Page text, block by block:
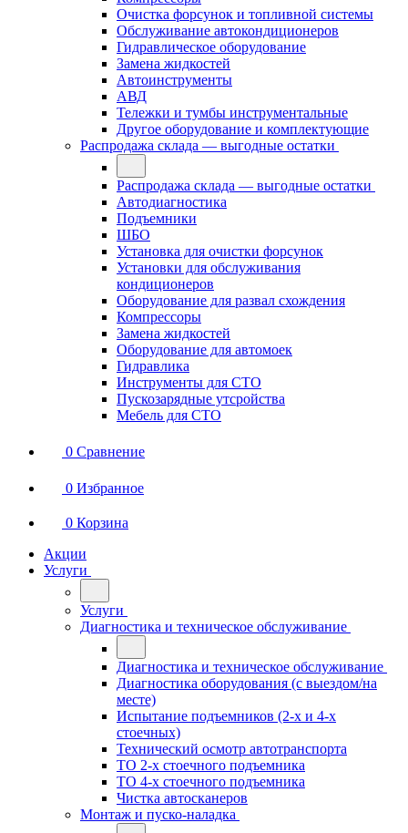
Очистка форсунок и топливной системы
Обслуживание автокондиционеров
Гидравлическое оборудование
Замена жидкостей
Автоинструменты
АВД
Тележки и тумбы инструментальные
Другое оборудование и комплектующие
Распродажа склада — выгодные остатки
Распродажа склада — выгодные остатки
Автодиагностика
Подъемники
ШБО
Установка для очистки форсунок
Установки для обслуживания
кондиционеров
Оборудование для развал схождения
Компрессоры
Замена жидкостей
Оборудование для автомоек
Гидравлика
Инструменты для СТО
Пускозарядные утсройства
Мебель для СТО
0 Сравнение
0 Избранное
0 Корзина
Акции
Услуги
Услуги
Диагностика и техническое обслуживание
Диагностика и техническое обслуживание
Диагностика оборудования (с выездом/на
месте)
Испытание подъемников (2-х и 4-х
стоечных)
Технический осмотр автотранспорта
ТО 2-х стоечного подъемника
ТО 4-х стоечного подъемника
Чистка автосканеров
Монтаж и пуско-наладка